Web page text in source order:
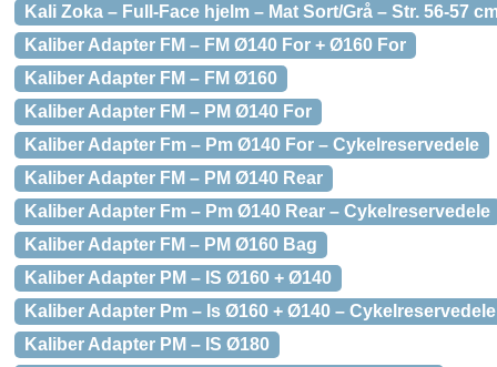
Kali Zoka – Full-Face hjelm – Mat Sort/Grå – Str. 56-57
Kaliber Adapter FM – FM Ø140 For + Ø160 For
Kaliber Adapter FM – FM Ø160
Kaliber Adapter FM – PM Ø140 For
Kaliber Adapter Fm – Pm Ø140 For – Cykelreservedele
Kaliber Adapter FM – PM Ø140 Rear
Kaliber Adapter Fm – Pm Ø140 Rear – Cykelreservedele
Kaliber Adapter FM – PM Ø160 Bag
Kaliber Adapter PM – IS Ø160 + Ø140
Kaliber Adapter Pm – Is Ø160 + Ø140 – Cykelreservedele
Kaliber Adapter PM – IS Ø180